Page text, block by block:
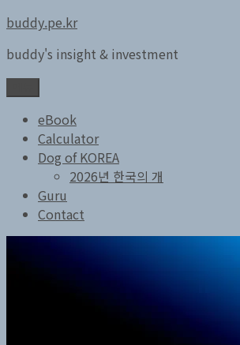
콘
츠
로
바
buddy.pe.kr
buddy's insight & investment
eBook
Calculator
Dog of KOREA
2026년 한국의 개
Guru
Contact